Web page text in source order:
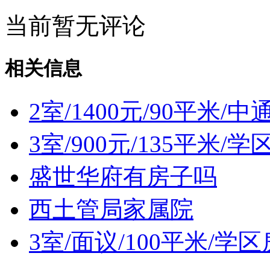
当前暂无评论
相关信息
2室/1400元/90平米/中
3室/900元/135平米/学
盛世华府有房子吗
西土管局家属院
3室/面议/100平米/学区